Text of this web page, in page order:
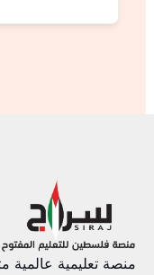
منصة تعليمية عالمية